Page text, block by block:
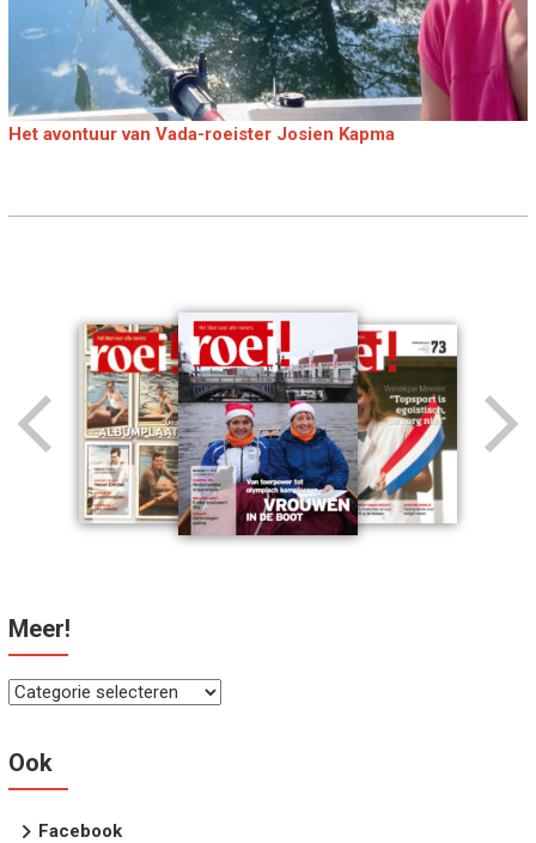
Het avontuur van Vada-roeister Josien Kapma
Meer!
Meer!
Ook
Facebook